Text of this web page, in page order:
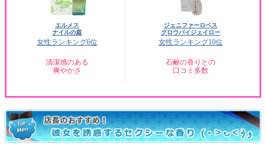
エルメス
ナイルの庭
女性ランキング6位
清潔感のある
爽やかさ
ジェニファーロペス
グロウバイジェイロー
女性ランキング10位
石鹸の香りとの
口コミ多数